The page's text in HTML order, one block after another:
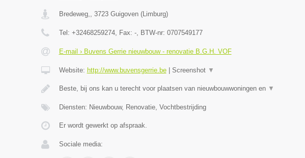
Bredeweg,, 3723 Guigoven(Limburg)
Tel: +32468259274, Fax: -, BTW-nr: 0707549177
E-mail › Buvens Gerrie nieuwbouw - renovatie B.G.H. VOF
Website: http://www.buvensgerrie.be| Screenshot ▼
Beste, bij ons kan u terecht voor plaatsen van nieuwbouwwoningen en ▼
Diensten: Nieuwbouw, Renovatie, Vochtbestrijding
Er wordt gewerkt op afspraak.
Sociale media: